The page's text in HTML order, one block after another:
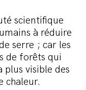
scientifique
à réduire
serre ; car les
de forêts qui
visible des
chaleur.